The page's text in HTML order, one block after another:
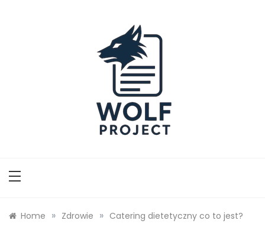
Home » Zdrowie » Catering dietetyczny co to jest?